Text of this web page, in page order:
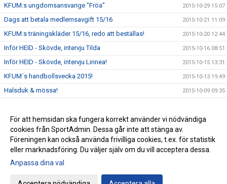
KFUM:s ungdomsansvarige "Fröa" 2015-10-29 15:07
Dags att betala medlemsavgift 15/16 2015-10-21 11:09
KFUM:s träningskläder 15/16, redo att beställas! 2015-10-20 12:44
Inför HEID - Skövde, intervju Tilda 2015-10-16 08:51
Inför HEID - Skövde, intervju Linnea! 2015-10-15 13:31
KFUM´s handbollsvecka 2015! 2015-10-13 19:49
Halsduk & mössa! 2015-10-09 09:35
Träningstider 15/16 2015-09-25 09:48
Nya hemsidan under uppbyggnad! 2015-09-16 00:37
Gå till Webbversion
För att hemsidan ska fungera korrekt använder vi nödvändiga
cookies från SportAdmin. Dessa går inte att stänga av.
Föreningen kan också använda frivilliga cookies, t.ex. för statistik
eller marknadsföring. Du väljer själv om du vill acceptera dessa.
Anpassa dina val